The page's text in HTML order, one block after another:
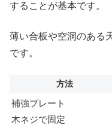
することが基本です。
薄い合板や空洞のある
です。
方法
補強プレート
木ネジで固定